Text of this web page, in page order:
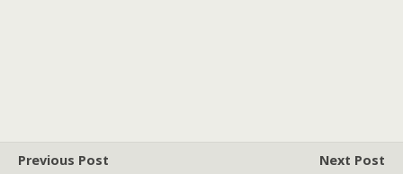
Previous Post
Next Post